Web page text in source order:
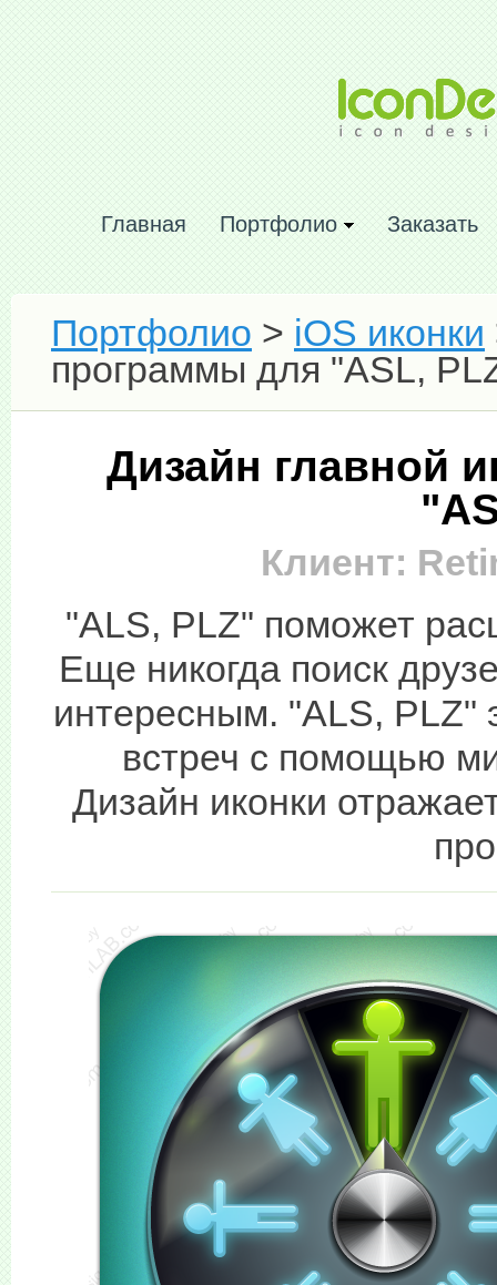
Главная Портфолио Заказать
Портфолио > iOS иконки
программы для "ASL,
Дизайн главной
Клиент:
"ALS, PLZ" поможет
Еще никогда поиск
интересным. "ALS, PLZ"
встреч с помощью
Дизайн иконки